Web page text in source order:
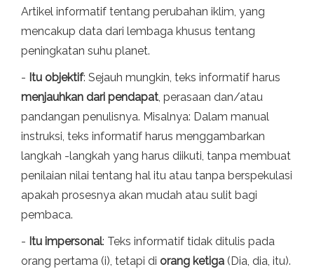
Artikel informatif tentang perubahan iklim, yang
mencakup data dari lembaga khusus tentang
peningkatan suhu planet.
- Itu objektif: Sejauh mungkin, teks informatif harus
menjauhkan dari pendapat, perasaan dan/atau
pandangan penulisnya. Misalnya: Dalam manual
instruksi, teks informatif harus menggambarkan
langkah -langkah yang harus diikuti, tanpa membuat
penilaian nilai tentang hal itu atau tanpa berspekulasi
apakah prosesnya akan mudah atau sulit bagi
pembaca.
- Itu impersonal: Teks informatif tidak ditulis pada
orang pertama (i), tetapi di orang ketiga (Dia, dia, itu).